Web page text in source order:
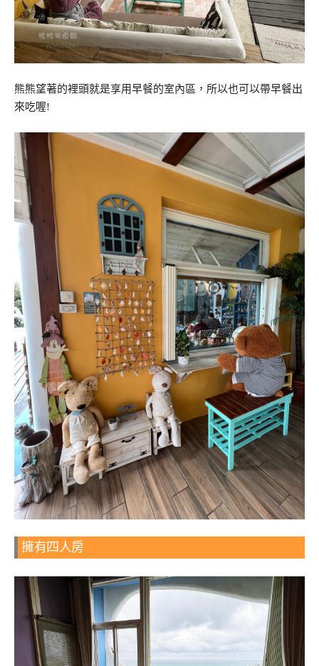
熊熊望著的裡頭就是享用早餐的室內區，所以也可以帶早餐出
來吃喔!
擁有四人房